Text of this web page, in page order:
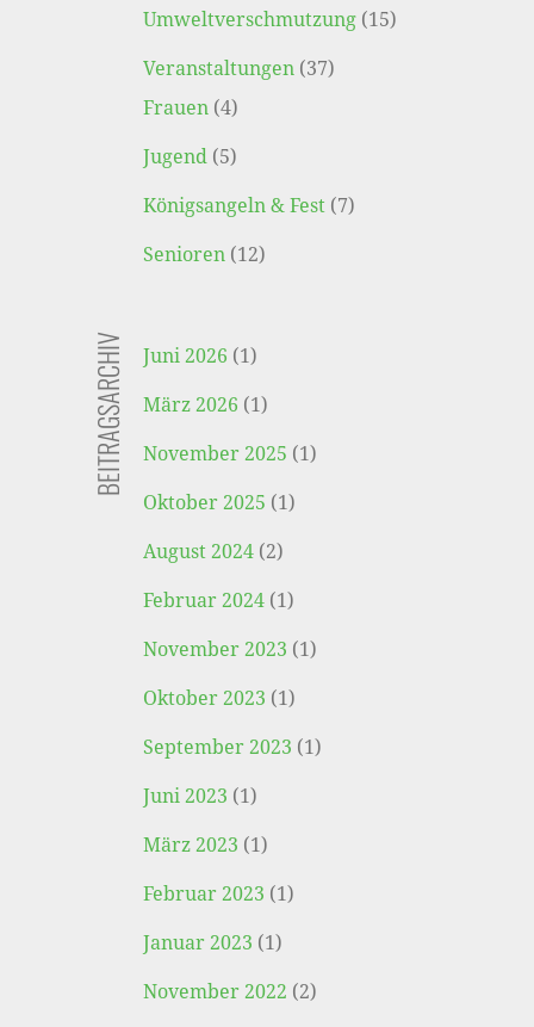
Umweltverschmutzung (15)
Veranstaltungen (37)
Frauen (4)
Jugend (5)
Königsangeln & Fest (7)
Senioren (12)
BEITRAGSARCHIV Juni 2026 (1)
März 2026 (1)
November 2025 (1)
Oktober 2025 (1)
August 2024 (2)
Februar 2024 (1)
November 2023 (1)
Oktober 2023 (1)
September 2023 (1)
Juni 2023 (1)
März 2023 (1)
Februar 2023 (1)
Januar 2023 (1)
November 2022 (2)